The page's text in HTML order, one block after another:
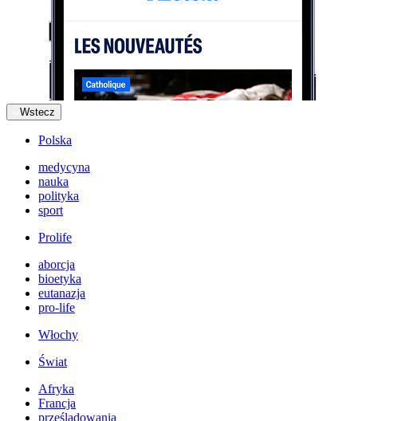
Wstecz
Polska
medycyna
nauka
polityka
sport
Prolife
aborcja
bioetyka
eutanazja
pro-life
Włochy
Świat
Afryka
Francja
prześladowania